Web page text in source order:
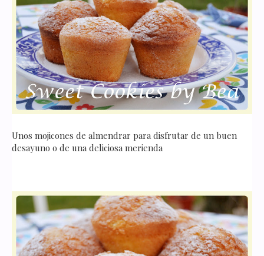
Unos mojicones de almendrar para disfrutar de un buen
desayuno o de una deliciosa merienda